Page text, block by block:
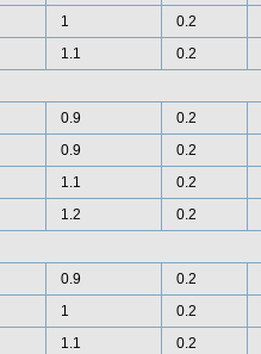
1 0.2
1.1 0.2
0.9 0.2
0.9 0.2
1.1 0.2
1.2 0.2
0.9 0.2
1 0.2
1.1 0.2